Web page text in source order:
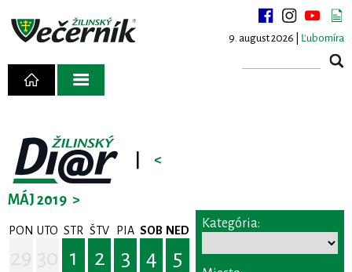
9. august 2026 | Ľubomíra
<
MÁJ 2019 >
PON UTO STR ŠTV PIA SOB NED
1 2 3 4
5
Kategória: